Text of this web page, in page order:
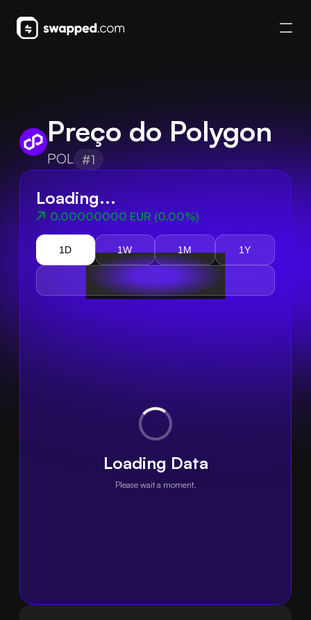
Preço do Polygon
POL #1
Loading...
0.00000000 EUR (0.00%)
1D 1W 1M 1Y
Loading Data
Please wait a moment.